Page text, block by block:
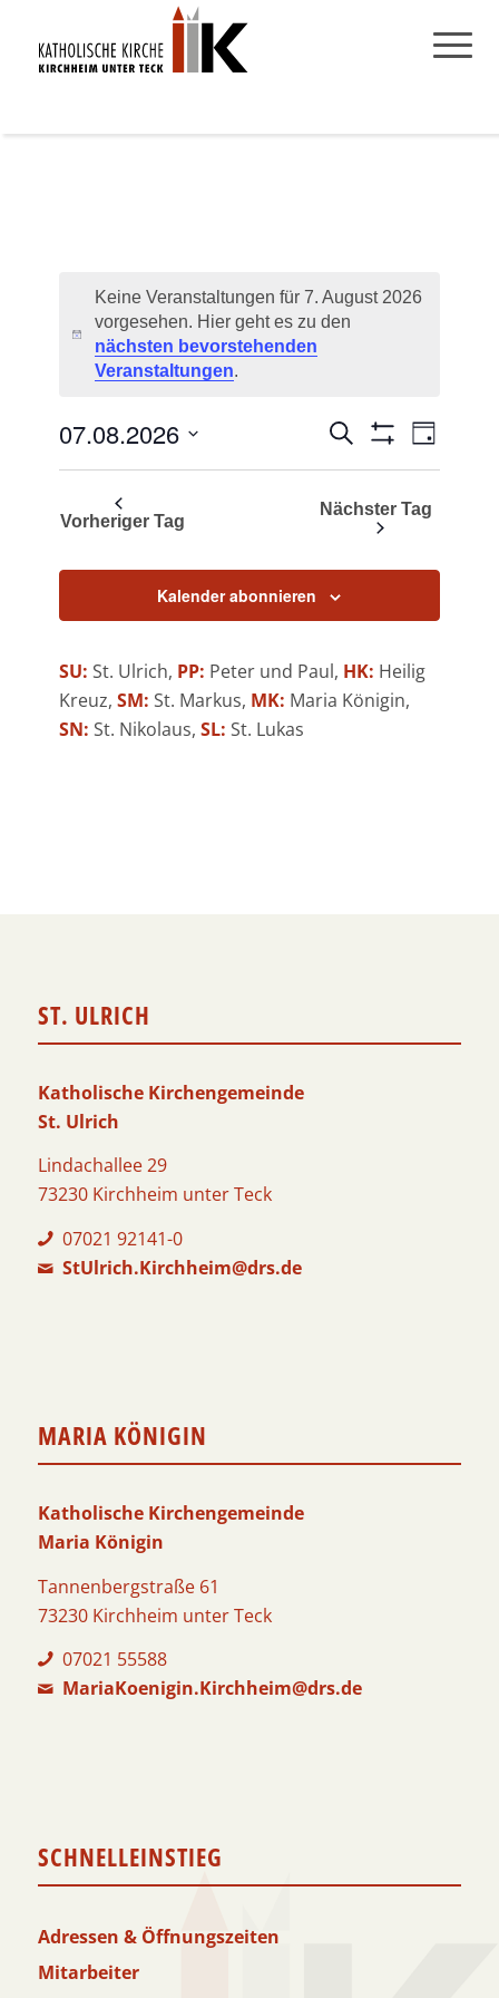
Hinweis
Keine Veranstaltungen für 7. August 2026
vorgesehen. Hier geht es zu den
nächsten bevorstehenden
Veranstaltungen.
Veranstaltungen
Suche
und
Ansichten,
Navigation
Suche Tag
07.08.2026
Datum
wählen.
Vorheriger Tag
Nächster Tag
Kalender abonnieren
SU: St. Ulrich, PP: Peter und Paul, HK: Heilig
Kreuz,SM: St. Markus, MK: Maria Königin,
SN: St. Nikolaus,SL: St. Lukas
ST. ULRICH
Katholische Kirchengemeinde
St. Ulrich
Lindachallee 29
73230 Kirchheim unter Teck
07021 92141-0
StUlrich.Kirchheim@drs.de
MARIA KÖNIGIN
Katholische Kirchengemeinde
Maria Königin
Tannenbergstraße 61
73230 Kirchheim unter Teck
07021 55588
MariaKoenigin.Kirchheim@drs.de
SCHNELLEINSTIEG
Adressen & Öffnungszeiten
Mitarbeiter